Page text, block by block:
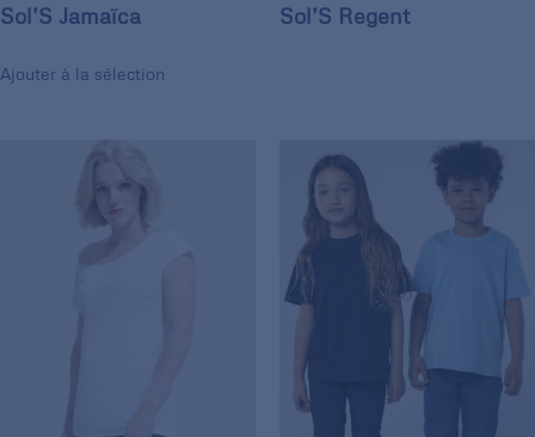
Sol’S Jamaïca
Ajouter à la sélection
Sol’S Regent